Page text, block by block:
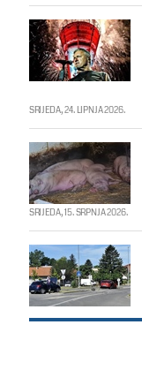
SRIJEDA, 24. LIPNJA 2026.
SRIJEDA, 15. SRPNJA 2026.